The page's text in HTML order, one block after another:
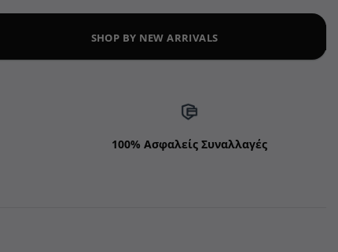
SHOP BY NEW ARRIVALS
100% Ασφαλείς Συναλλαγές